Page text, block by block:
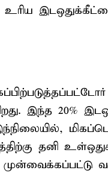
உரிய
இந்த 20%
தனி